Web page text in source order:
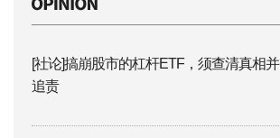
[社论]搞崩股市的杠杆ETF，须查清真相并
追责